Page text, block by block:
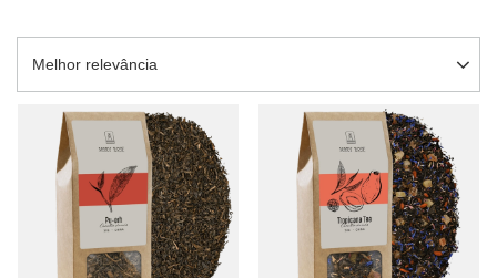
Alterar a ordenação
Melhor relevância